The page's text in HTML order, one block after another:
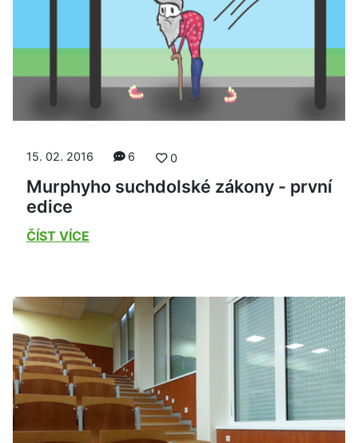
15. 02. 2016 6 0
Murphyho suchdolské zákony - první
edice
ČÍST VÍCE